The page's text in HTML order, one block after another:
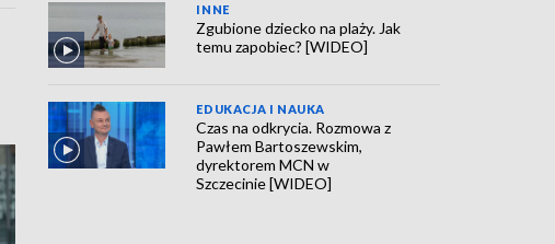
INNE
Zgubione dziecko na plaży. Jak
temu zapobiec? [WIDEO]
EDUKACJA I NAUKA
Czas na odkrycia. Rozmowa z
Pawłem Bartoszewskim,
dyrektorem MCN w
Szczecinie [WIDEO]